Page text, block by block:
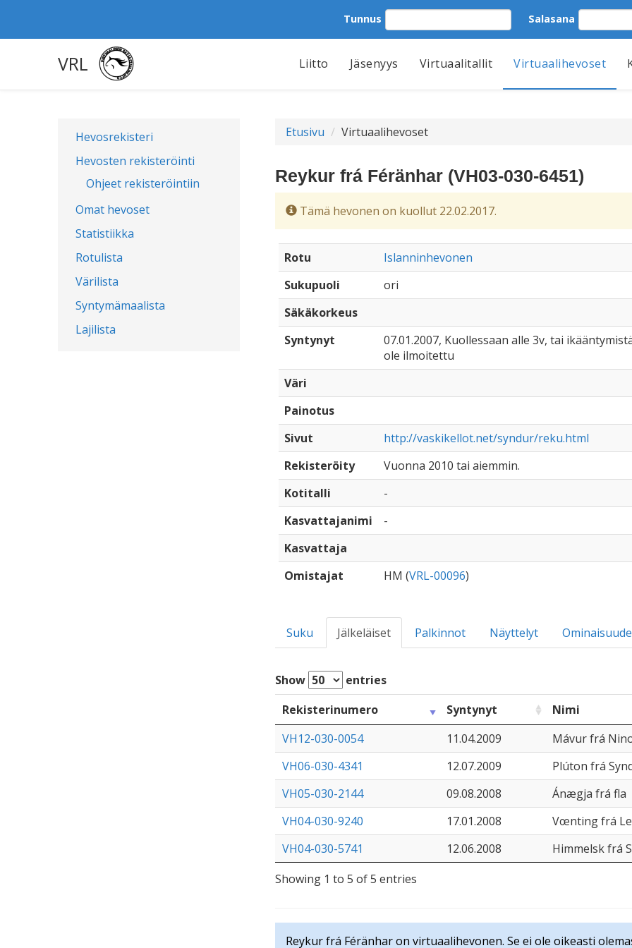
Tunnus Salasana
VRL Liitto Jäsenyys Virtuaalitallit Virtuaalihevoset
Hevosrekisteri
Hevosten rekisteröinti
Ohjeet rekisteröintiin
Omat hevoset
Statistiikka
Rotulista
Värilista
Syntymämaalista
Lajilista
Etusivu Virtuaalihevoset
Reykur frá Féränhar (VH03-030-6451)
Tämä hevonen on kuollut 22.02.2017.
Rotu
Islanninhevonen
Sukupuoli
ori
Säkäkorkeus
Syntynyt
07.01.2007, Kuollessaan alle 3v, tai
ole ilmoitettu
Väri
Painotus
Sivut
http://vaskikellot.net/syndur/reku.html
Rekisteröity
Vuonna 2010 tai aiemmin.
Kotitalli
-
Kasvattajanimi
-
Kasvattaja
Omistajat
HM (VRL-00096)
Suku Jälkeläiset Palkinnot Näyttelyt
Show
entries
Rekisterinumero
Syntynyt
Nimi
VH12-030-0054
11.04.2009
Mávur frá
VH06-030-4341
12.07.2009
Plúton frá
VH05-030-2144
09.08.2008
Ánægja frá fla
VH04-030-9240
17.01.2008
Vœnting frá
VH04-030-5741
12.06.2008
Himmelsk frá
Showing 1 to 5 of 5 entries
Reykur frá Féränhar on virtuaalihevonen. Se ei ole oikeasti